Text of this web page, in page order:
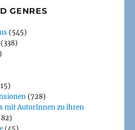
GENRES
(545)
(338)
(728)
mit AutorInnen zu ihren